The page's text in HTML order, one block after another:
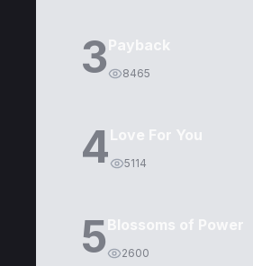
3Payback
8465
4Love For You
5114
5Blossoms of Power
2600